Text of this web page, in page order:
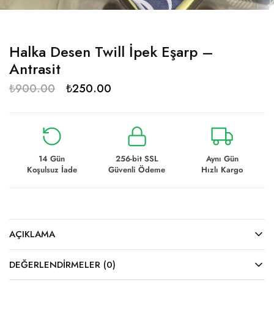
Halka Desen Twill İpek Eşarp –
Antrasit
₺900.00 ₺250.00
14 Gün
Koşulsuz İade
256-bit SSL
Güvenli Ödeme
Aynı Gün
Hızlı Kargo
AÇIKLAMA
DEĞERLENDIRMELER (0)